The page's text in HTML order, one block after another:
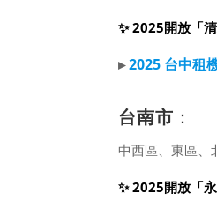
✨ 2025開放「
▸2025 台中租
台南市 ：
中西區、東區、
✨ 2025開放「